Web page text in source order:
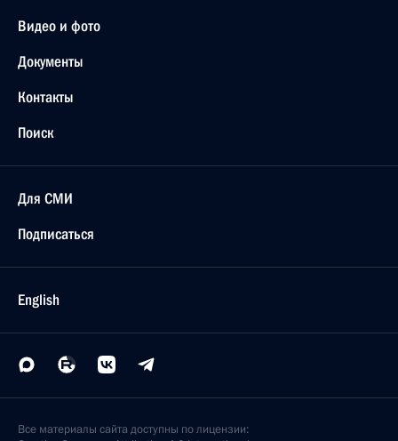
Видео и фото
Документы
Контакты
Поиск
Для СМИ
Подписаться
English
Все материалы сайта доступны по лицензии: